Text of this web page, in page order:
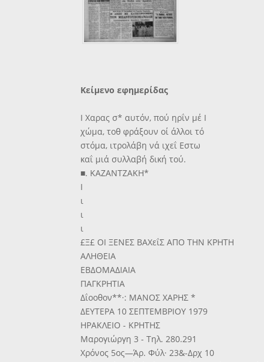
Κείμενο εφημερίδας
Ι Χαρας σ* αυτόν, πού ηρΐν μέ Ι
χώμα, τοθ φράξουν οί άλλοι τό
στόμα, ιτρολάβη νά ιχεΐ Εστω
καΐ μιά συλλαβή δική τού.
■. ΚΑΖΑΝΤΖΑΚΗ*
Ι
ι
ι
ι
£Ξ£ ΟΙ ΞΕΝΕΣ ΒΑΧεΐΣ ΑΠΟ ΤΗΝ ΚΡΗΤΗ
ΑΛΗΘΕΙΑ
ΕΒΔΟΜΑΔΙΑΙΑ
ΠΑΓΚΡΗΤΙΑ
Δΐοοθον**·: ΜΑΝΟΣ ΧΑΡΗΣ *
ΔΕΥΤΕΡΑ 10 ΣΕΠΤΕΜΒΡΙΟΥ 1979
ΗΡΑΚΛΕΙΟ - ΚΡΗΤΗΣ
Μαρογιώργη 3 - Τηλ. 280.291
Χρόνος 5ος—Άρ. Φύλ· 23&-Δρχ 10